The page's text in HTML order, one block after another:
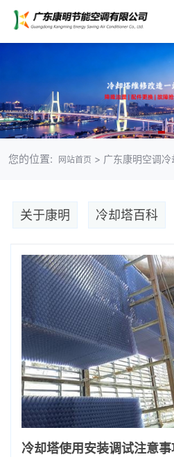
您的位置: 网站首页 > 广东康明空调
关于康明 冷却塔百科
冷却塔使用安装调试注意